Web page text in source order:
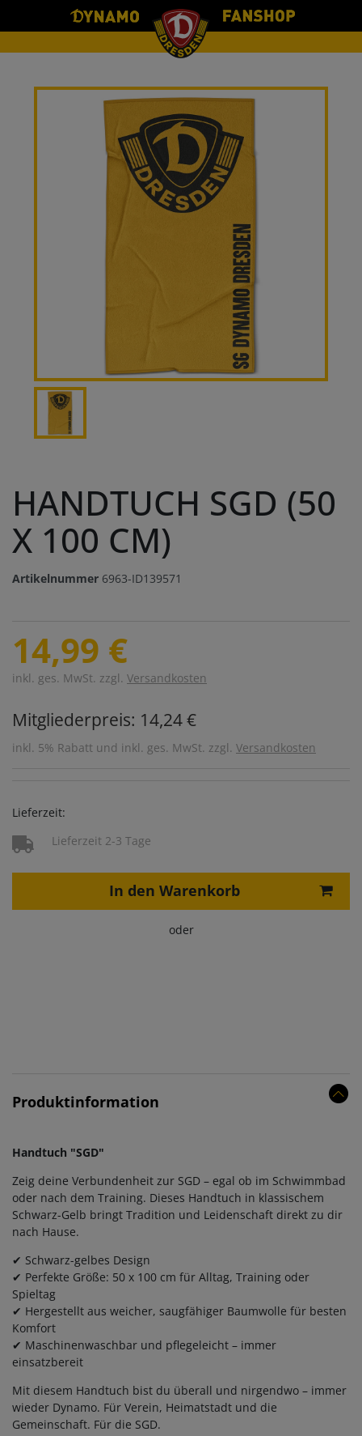
HANDTUCH SGD (50
X 100 CM)
Artikelnummer 6963-ID139571
14,99 €
inkl. ges. MwSt. zzgl. Versandkosten
Mitgliederpreis: 14,24 €
inkl. 5% Rabatt und inkl. ges. MwSt. zzgl. Versandkosten
Lieferzeit:
Lieferzeit 2-3 Tage
In den Warenkorb
oder
Produktinformation
Handtuch "SGD"
Zeig deine Verbundenheit zur SGD – egal ob im Schwimmbad
oder nach dem Training. Dieses Handtuch in klassischem
Schwarz-Gelb bringt Tradition und Leidenschaft direkt zu dir
nach Hause.
✔ Schwarz-gelbes Design
✔ Perfekte Größe: 50 x 100 cm für Alltag, Training oder
Spieltag
✔ Hergestellt aus weicher, saugfähiger Baumwolle für besten
Komfort
✔ Maschinenwaschbar und pflegeleicht – immer
einsatzbereit
Mit diesem Handtuch bist du überall und nirgendwo – immer
wieder Dynamo. Für Verein, Heimatstadt und die
Gemeinschaft. Für die SGD.